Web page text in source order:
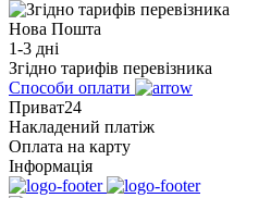
Нова Пошта
1-3 дні
Згідно тарифів перевізника
Способи оплати
Приват24
Накладений платіж
Оплата на карту
Інформація